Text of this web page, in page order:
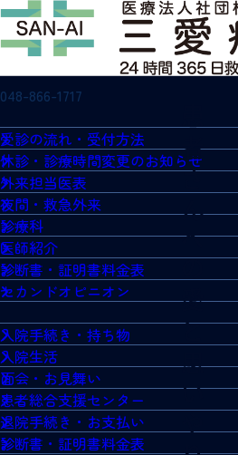
048-866-1717
受診の流れ・受付方法
休診・診療時間変更のお知らせ
外来担当医表
夜間・救急外来
診療科
医師紹介
診断書・証明書料金表
セカンドオピニオン
入院手続き・持ち物
入院生活
面会・お見舞い
患者総合支援センター
退院手続き・お支払い
診断書・証明書料金表